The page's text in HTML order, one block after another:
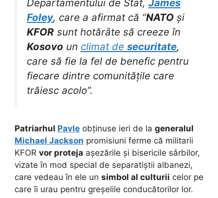
Departamentului de Stat, James
Foley, care a afirmat că “NATO și
KFOR sunt hotărâte să creeze în
Kosovo un climat de securitate,
care să fie la fel de benefic pentru
fiecare dintre comunitățile care
trăiesc acolo”.
Patriarhul Pavle obținuse ieri de la generalul
Michael Jackson promisiuni ferme că militarii
KFOR vor proteja așezările și bisericile sârbilor,
vizate în mod special de separatiștii albanezi,
care vedeau în ele un simbol al culturii celor pe
care îi urau pentru greșelile conducătorilor lor.